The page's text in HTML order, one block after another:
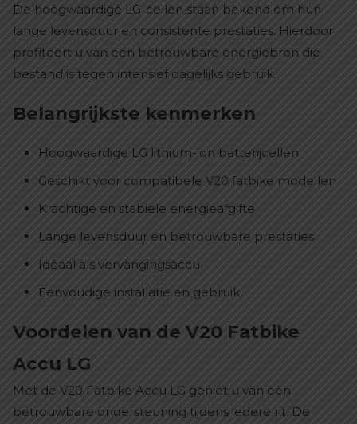
De hoogwaardige LG-cellen staan bekend om hun
lange levensduur en consistente prestaties. Hierdoor
profiteert u van een betrouwbare energiebron die
bestand is tegen intensief dagelijks gebruik.
Belangrijkste kenmerken
Hoogwaardige LG lithium-ion batterijcellen
Geschikt voor compatibele V20 fatbike modellen
Krachtige en stabiele energieafgifte
Lange levensduur en betrouwbare prestaties
Ideaal als vervangingsaccu
Eenvoudige installatie en gebruik
Voordelen van de V20 Fatbike
Accu LG
Met de V20 Fatbike Accu LG geniet u van een
betrouwbare ondersteuning tijdens iedere rit. De